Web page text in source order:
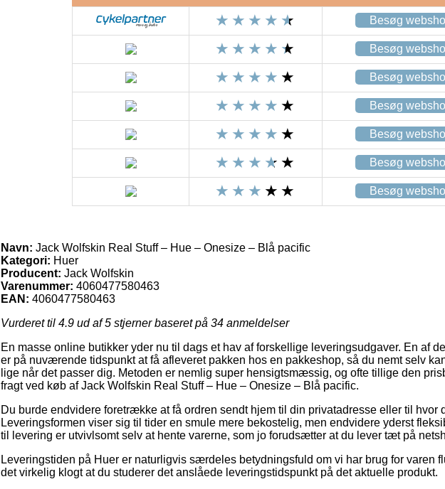
Besøg
Besøg
Besøg
Besøg
Besøg
Besøg
Besøg
Navn: Jack Wolfskin Real Stuff – Hue – Onesize – Blå pacific
Kategori: Huer
Producent: Jack Wolfskin
Varenummer: 4060477580463
EAN: 4060477580463
Vurderet til 4.9 ud af 5 stjerner baseret på 34 anmeldelser
En masse online butikker yder nu til dags et hav af forskellige leveringsudgaver. En af
er på nuværende tidspunkt at få afleveret pakken hos en pakkeshop, så du nemt selv
lige når det passer dig. Metoden er nemlig super hensigtsmæssig, og ofte tillige den
fragt ved køb af Jack Wolfskin Real Stuff – Hue – Onesize – Blå pacific.
Du burde endvidere foretrække at få ordren sendt hjem til din privatadresse eller til hvor
Leveringsformen viser sig til tider en smule mere bekostelig, men endvidere yderst
til levering er utvivlsomt selv at hente varerne, som jo forudsætter at du lever tæt på
Leveringstiden på Huer er naturligvis særdeles betydningsfuld om vi har brug for varen
det virkelig klogt at du studerer det anslåede leveringstidspunkt på det aktuelle produkt.